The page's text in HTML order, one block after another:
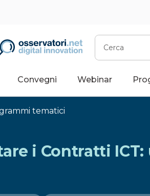
Cerca
Convegni Webinar
tematici
i Contratti